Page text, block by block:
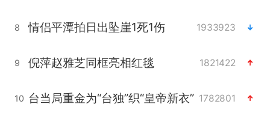
8 情侣平潭拍日出坠崖1死1伤 1933923
9 倪萍赵雅芝同框亮相红毯 1821422
10 台当局重金为“台独”织“皇帝新衣” 1782801